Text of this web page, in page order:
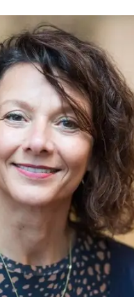
met een portretfoto